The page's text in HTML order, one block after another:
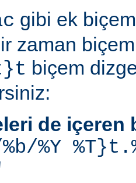
gibi ek
zaman
biçem
de içeren
%b/%Y